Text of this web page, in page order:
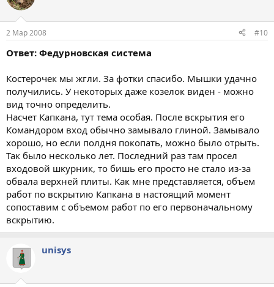
2 Мар 2008 #10
Ответ: Федурновская система
Костерочек мы жгли. За фотки спасибо. Мышки удачно
получились. У некоторых даже козелок виден - можно
вид точно определить.
Насчет Капкана, тут тема особая. После вскрытия его
Командором вход обычно замывало глиной. Замывало
хорошо, но если полдня покопать, можно было отрыть.
Так было несколько лет. Последний раз там просел
входовой шкурник, то бишь его просто не стало из-за
обвала верхней плиты. Как мне представляется, объем
работ по вскрытию Капкана в настоящий момент
сопоставим с объемом работ по его первоначальному
вскрытию.
unisys